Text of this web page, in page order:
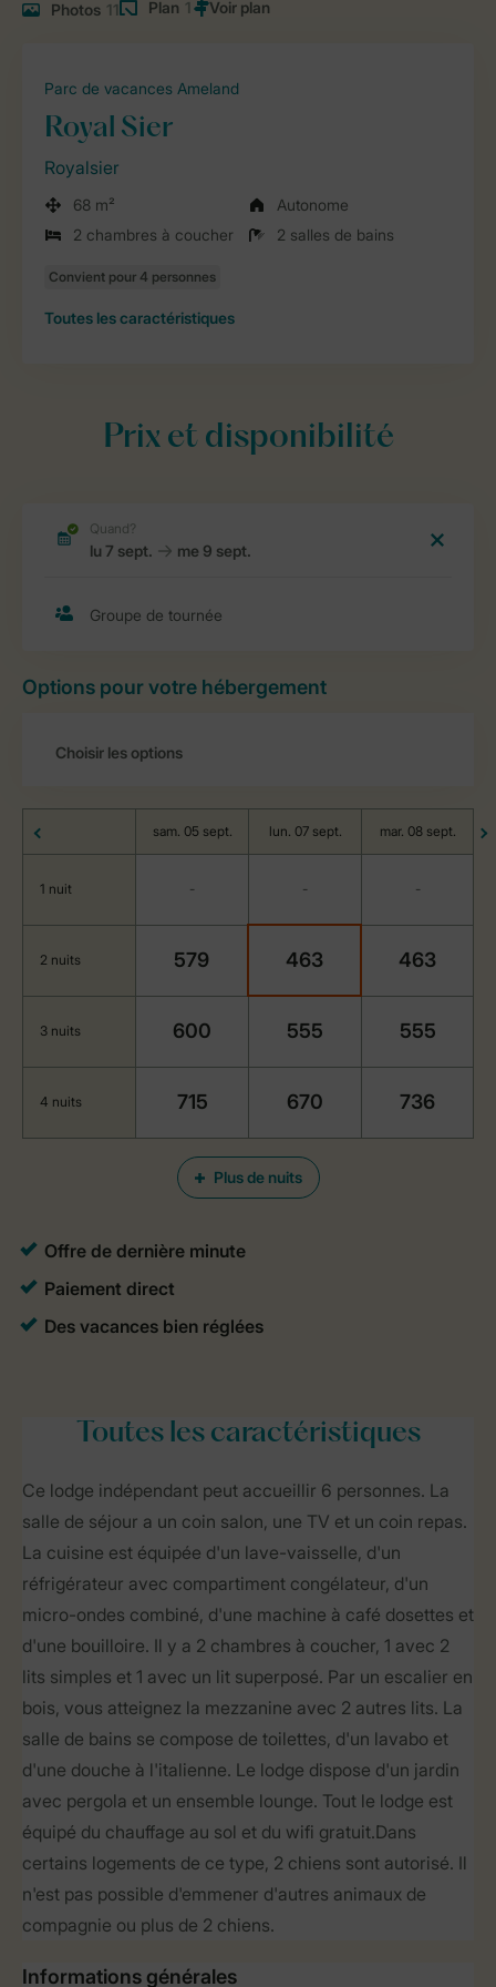
Photos 11 Plan 1
Parc de vacances Ameland
Royal Sier
Royalsier
68 m²
Autonome
2 chambres à coucher
2 salles de bains
Toutes les caractéristiques
Prix et disponibilité
Options pour votre hébergement
Plus de nuits
sam. 05 sept. lun. 07 sept. mar. 08 sept.
1 nuit - - -
2 nuits 579 463 463
3 nuits 600 555 555
4 nuits 715 670 736
Toutesles caractéristiques
Ce lodge indépendant peut accueillir 6 personnes. La
salle de séjour a un coin salon, une TV et un coin repas.
La cuisine est équipée d'un lave-vaisselle, d'un
réfrigérateur avec compartiment congélateur, d'un
micro-ondes combiné, d'une machine à café dosettes et
d'une bouilloire. Il y a 2 chambres à coucher, 1 avec 2
lits simples et 1 avec un lit superposé. Par un escalier en
bois, vous atteignez la mezzanine avec 2 autres lits. La
salle de bains se compose de toilettes, d'un lavabo et
d'une douche à l'italienne. Le lodge dispose d'un jardin
avec pergola et un ensemble lounge. Tout le lodge est
équipé du chauffage au sol et du wifi gratuit.Dans
certains logements de ce type, 2 chiens sont autorisé. Il
n'est pas possible d'emmener d'autres animaux de
compagnie ou plus de 2 chiens.
Informations générales